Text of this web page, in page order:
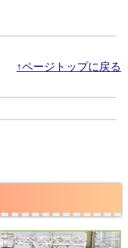
↑ページトップに戻る